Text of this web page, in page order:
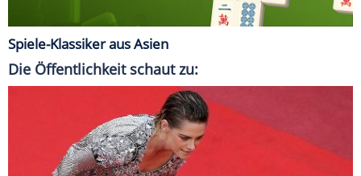
Spiele-Klassiker aus Asien
Die Öffentlichkeit schaut zu: